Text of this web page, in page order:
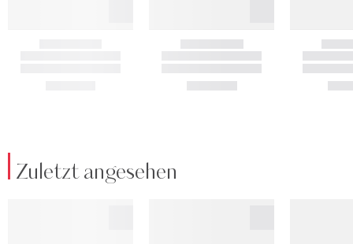
Zuletzt angesehen